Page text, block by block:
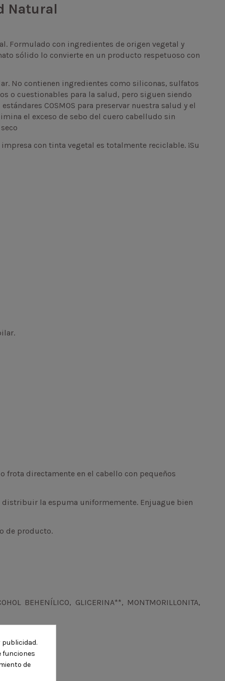
Natural
Formulado con ingredientes de origen vegetal y
sólido lo convierte en un producto respetuoso con
No contienen ingredientes como siliconas, sulfatos
o cuestionables para la salud, pero siguen siendo
COSMOS para preservar nuestra salud y el
el exceso de sebo del cuero cabelludo sin
con tinta vegetal es totalmente reciclable. ¡Su
frota directamente en el cabello con pequeños
distribuir la espuma uniformemente. Enjuague bien
de producto.
BEHENÍLICO, GLICERINA**, MONTMORILLONITA,
publicidad.
funciones
de